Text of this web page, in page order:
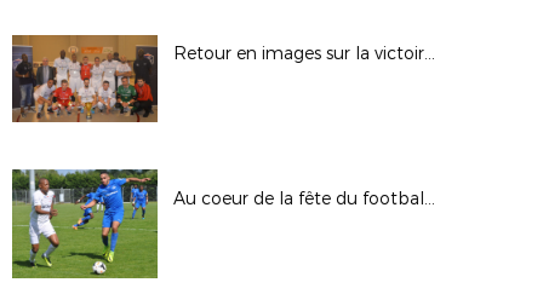
Retour en images sur la victoire de Torcy
Au coeur de la fête du football ultra-marin, le sacre de l'US Nett en images